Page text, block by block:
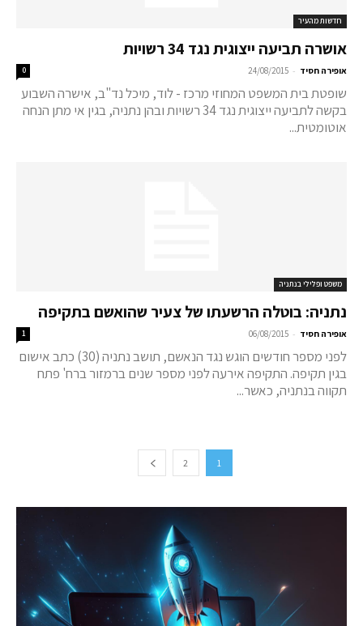
חדשות מהעיר
אושרה תביעה ייצוגית נגד 34 רשויות
אופירה חסיד -
24/08/2015
0
שופטת בית המשפט המחוזי מרכז - לוד, מיכל נד"ב, אישרה השבוע
בקשה לתביעה ייצוגית נגד 34 רשויות ובהן נתניה, בגין אי מתן הנחה
אוטומטית...
משפט ופלילי בנתניה
נתניה: בוטלה הרשעתו של צעיר שהואשם בתקיפה
אופירה חסיד -
06/08/2015
1
לפני מספר חודשים הוגש נגד הנאשם, תושב נתניה (30) כתב אישום
בגין תקיפה. התקיפה אירעה לפני מספר שנים ברמזור ברח' פתח
תקווה בנתניה, כאשר...
1
2